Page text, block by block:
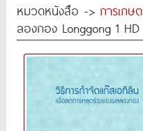
หมวดหนังสือ -> การเกษ
ลองกอง Longgong 1 HD